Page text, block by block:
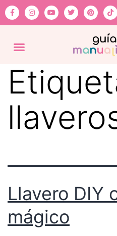
Llavero DIY
mágico